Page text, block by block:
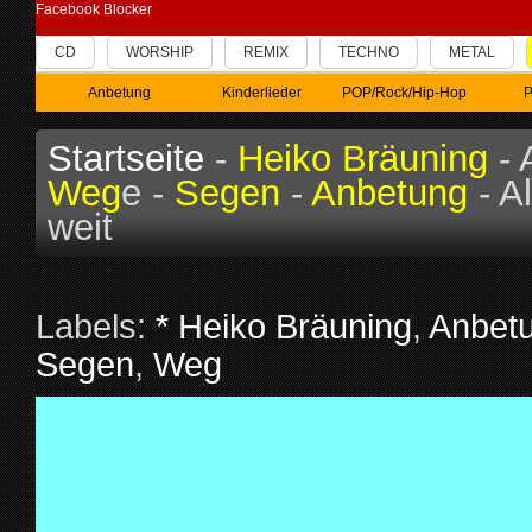
CD WORSHIP REMIX TECHNO METAL
Anbetung Kinderlieder POP/Rock/Hip-Hop
Facebook Blocker
Startseite - Heiko Bräuning -
Wege - Segen - Anbetung -
weit
Labels:* Heiko Bräuning,
Segen,Weg